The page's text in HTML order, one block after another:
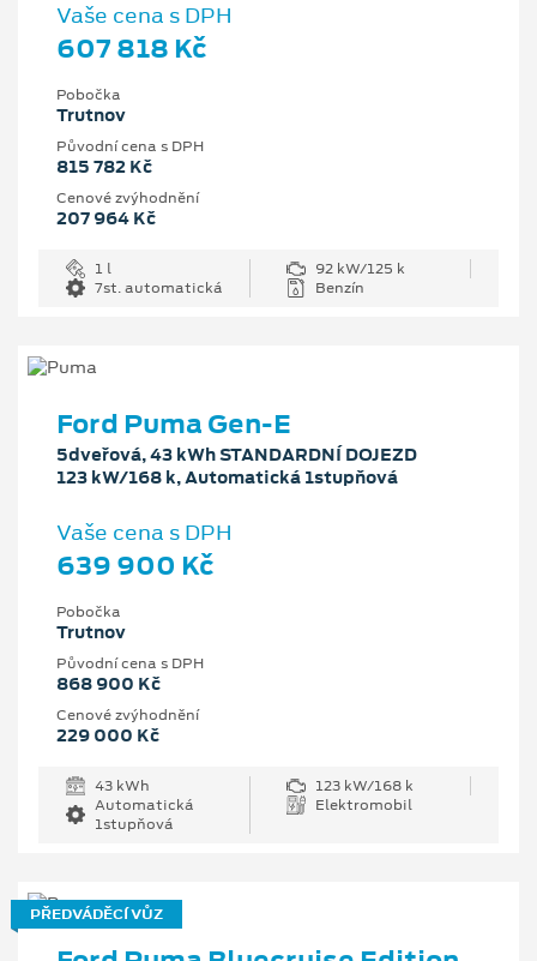
Vaše cena s DPH
607 818 Kč
Pobočka
Trutnov
Původní cena s DPH
815 782 Kč
Cenové zvýhodnění
207 964 Kč
1 l
92 kW/125 k
7st. automatická
Benzín
Ford Puma Gen-E
5dveřová, 43 kWh STANDARDNÍ DOJEZD
123 kW/168 k, Automatická 1stupňová
Vaše cena s DPH
639 900 Kč
Pobočka
Trutnov
Původní cena s DPH
868 900 Kč
Cenové zvýhodnění
229 000 Kč
43 kWh
123 kW/168 k
Automatická
1stupňová
Elektromobil
PŘEDVÁDĚCÍ VŮZ